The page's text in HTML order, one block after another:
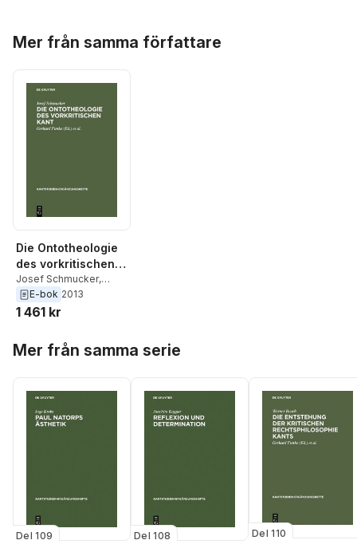
Mer från samma författare
Die Ontotheologie
des vorkritischen
Kant
Josef Schmucker,
Joachim Kopper
Gerhard Funke
E-bok 2013
1 461 kr
Mer från samma serie
Del 109 Del 108 Del 110